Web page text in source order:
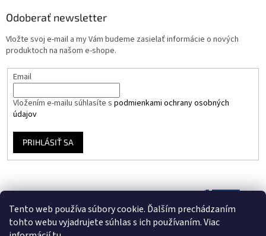
Tento web používa súbory cookie. Ďalším prechádzaním
tohto webu vyjadrujete súhlas s ich používaním. Viac
Odoberať newsletter
Vložte svoj e-mail a my Vám budeme zasielať informácie o nových
produktoch na našom e-shope.
Email
Vložením e-mailu súhlasíte s podmienkami ochrany osobných
údajov
PRIHLÁSIŤ SA